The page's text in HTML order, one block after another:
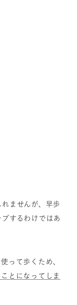
ませんが、早歩
するわけではあ
って歩くため、
とになってしま